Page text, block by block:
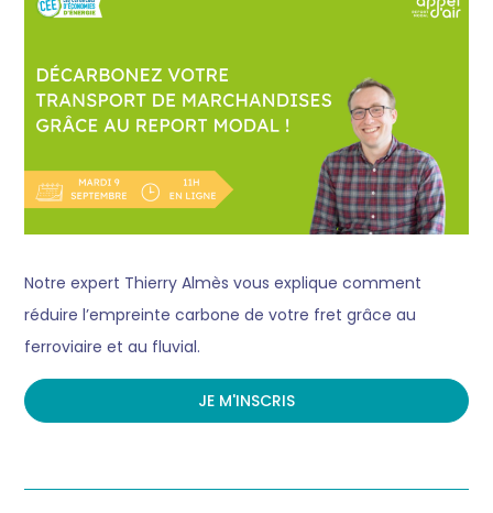
Notre expert Thierry Almès vous explique comment
réduire l’empreinte carbone de votre fret grâce au
ferroviaire et au fluvial.
JE M'INSCRIS